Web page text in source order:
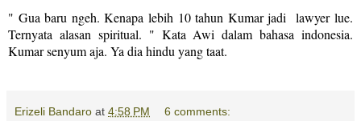
" Gua baru ngeh. Kenapa lebih 10 tahun Kumar jadi lawyer lue.
Ternyata alasan spiritual. " Kata Awi dalam bahasa indonesia.
Kumar senyum aja. Ya dia hindu yang taat.
Erizeli Bandaro at 4:58 PM 6 comments: